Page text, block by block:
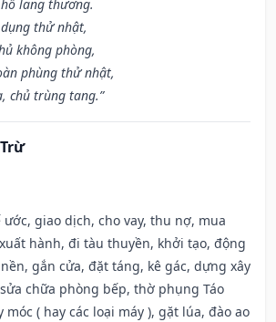
lang thương.
thử nhật,
không phòng,
phùng thử nhật,
chủ trùng tang.”
ước, giao dịch, cho vay, thu nợ, mua
hành, đi tàu thuyền, khởi tạo, động
gắn cửa, đặt táng, kê gác, dựng xây
chữa phòng bếp, thờ phụng Táo
móc ( hay các loại máy ), gặt lúa, đào ao